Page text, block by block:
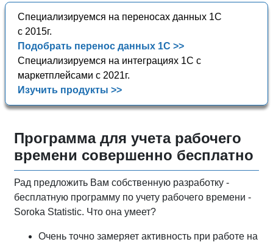
Специализируемся на переносах данных 1С
с 2015г.
Подобрать перенос данных 1С >>
Специализируемся на интеграциях 1С с
маркетплейсами с 2021г.
Изучить продукты >>
Программа для учета рабочего
времени совершенно бесплатно
Рад предложить Вам собственную разработку -
бесплатную программу по учету рабочего времени -
Soroka Statistic. Что она умеет?
Очень точно замеряет активность при работе на